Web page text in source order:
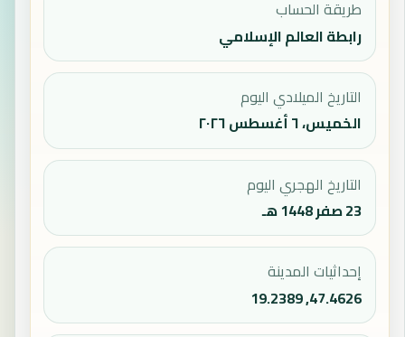
طريقة الحساب
رابطة العالم الإسلامي
التاريخ الميلادي اليوم
الخميس، ٦ أغسطس ٢٠٢٦
التاريخ الهجري اليوم
23 صفر 1448 هـ
إحداثيات المدينة
47.4626, 19.2389